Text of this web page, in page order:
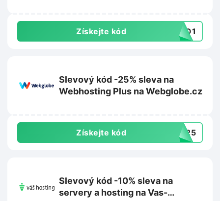
Získejte kód SKO1
Slevový kód -25% sleva na
Webhosting Plus na Webglobe.cz
Získejte kód NG25
Slevový kód -10% sleva na
servery a hosting na Vas-